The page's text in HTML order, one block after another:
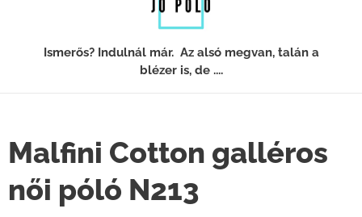
Ismerős? Indulnál már. Az alsó megvan, talán a
blézer is, de ....
Malfini Cotton galléros
női póló N213